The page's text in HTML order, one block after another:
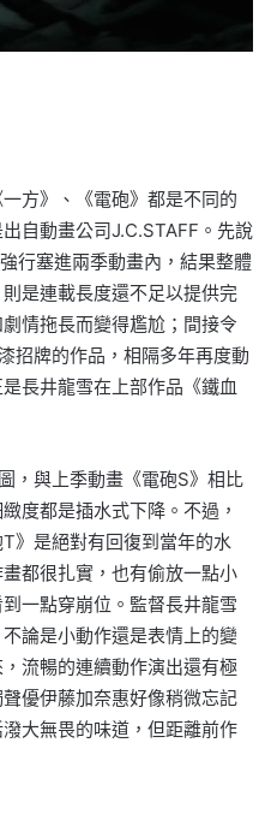
方》、《電砲》都是不同的
自動畫公司J.C.STAFF。先說
行塞進兩季動畫內，結果整體
是連載長度還不足以提供完
情拖長而變得尷尬；間接令
招牌的作品，相隔多年再度動
長井龍雪在上部作品《鐵血
，與上季動畫《電砲S》相比
度都是插水式下降。不過，
》是絕對有回復到當年的水
都很扎實，也有偷放一點小
一點穿崩位。監督長井龍雪
論是小動作還是表情上的變
流暢的連續動作演出還有極
優伊藤加奈惠好像稍微忘記
大無畏的味道，但距離前作